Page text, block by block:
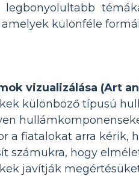
különféle
vizualizálása (Art
különböző típusú
a fiatalokat arra kérik,
számukra, hogy
javítják